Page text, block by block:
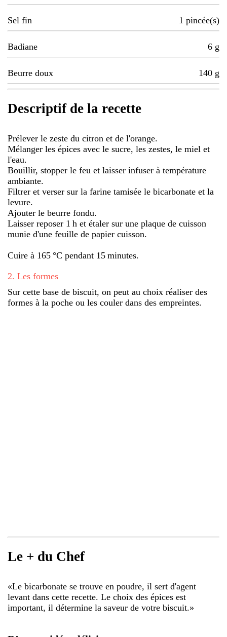
Sel fin 1 pincée(s)
Badiane 6 g
Beurre doux 140 g
Descriptif de la recette
Prélever le zeste du citron et de l'orange.
Mélanger les épices avec le sucre, les zestes, le miel et
l'eau.
Bouillir, stopper le feu et laisser infuser à température
ambiante.
Filtrer et verser sur la farine tamisée le bicarbonate et la
levure.
Ajouter le beurre fondu.
Laisser reposer 1 h et étaler sur une plaque de cuisson
munie d'une feuille de papier cuisson.
Cuire à 165 °C pendant 15 minutes.
2. Les formes
Sur cette base de biscuit, on peut au choix réaliser des
formes à la poche ou les couler dans des empreintes.
Le + du Chef
«Le bicarbonate se trouve en poudre, il sert d'agent
levant dans cette recette. Le choix des épices est
important, il détermine la saveur de votre biscuit.»